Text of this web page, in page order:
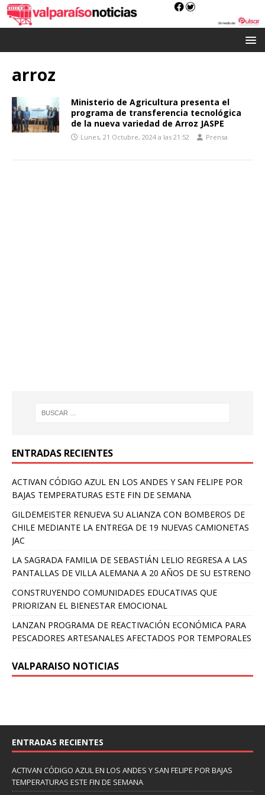
arroz
Ministerio de Agricultura presenta el
programa de transferencia tecnológica
de la nueva variedad de Arroz JASPE
Lunes, 21 Octubre, 2024 a las 21:52 Prensa
ENTRADAS RECIENTES
ACTIVAN CÓDIGO AZUL EN LOS ANDES Y SAN FELIPE POR
BAJAS TEMPERATURAS ESTE FIN DE SEMANA
GILDEMEISTER RENUEVA SU ALIANZA CON BOMBEROS DE
CHILE MEDIANTE LA ENTREGA DE 19 NUEVAS CAMIONETAS
JAC
LA SAGRADA FAMILIA DE SEBASTIÁN LELIO REGRESA A LAS
PANTALLAS DE VILLA ALEMANA A 20 AÑOS DE SU ESTRENO
CONSTRUYENDO COMUNIDADES EDUCATIVAS QUE
PRIORIZAN EL BIENESTAR EMOCIONAL
LANZAN PROGRAMA DE REACTIVACIÓN ECONÓMICA PARA
PESCADORES ARTESANALES AFECTADOS POR TEMPORALES
VALPARAISO NOTICIAS
ENTRADAS RECIENTES
ACTIVAN CÓDIGO AZUL EN LOS ANDES Y SAN FELIPE POR BAJAS
TEMPERATURAS ESTE FIN DE SEMANA